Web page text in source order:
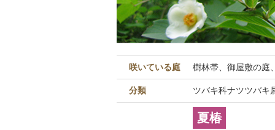
咲いている庭 樹林帯、御屋敷の庭
分類 ツバキ科ナツツバキ
夏椿